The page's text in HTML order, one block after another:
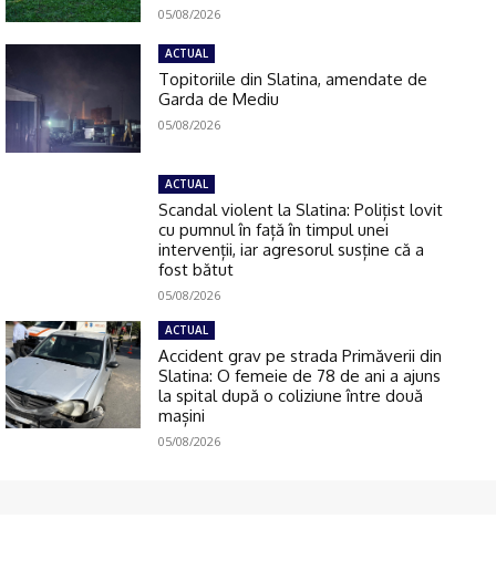
05/08/2026
ACTUAL
Topitoriile din Slatina, amendate de
Garda de Mediu
05/08/2026
ACTUAL
Scandal violent la Slatina: Polițist lovit
cu pumnul în față în timpul unei
intervenții, iar agresorul susține că a
fost bătut
05/08/2026
ACTUAL
Accident grav pe strada Primăverii din
Slatina: O femeie de 78 de ani a ajuns
la spital după o coliziune între două
mașini
05/08/2026